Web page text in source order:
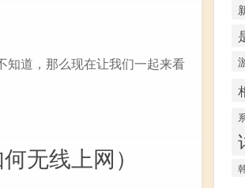
知道，那么现在让我们一起来看
无线上网）